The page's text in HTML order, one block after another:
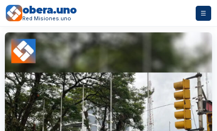
obera.uno
Red Misiones.uno
☰